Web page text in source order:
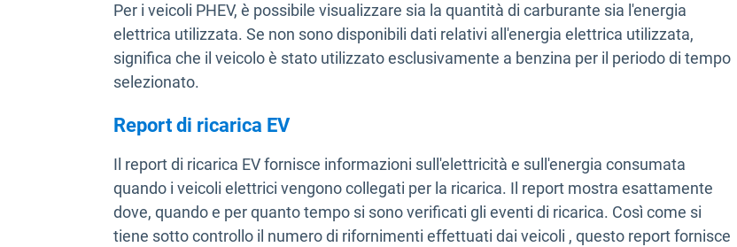
Per i veicoli PHEV, è possibile visualizzare sia la quantità di carburante sia l'energia
elettrica utilizzata. Se non sono disponibili dati relativi all'energia elettrica utilizzata,
significa che il veicolo è stato utilizzato esclusivamente a benzina per il periodo di tempo
selezionato.
Report di ricarica EV
Il report di ricarica EV fornisce informazioni sull'elettricità e sull'energia consumata
quando i veicoli elettrici vengono collegati per la ricarica. Il report mostra esattamente
dove, quando e per quanto tempo si sono verificati gli eventi di ricarica. Così come si
tiene sotto controllo il numero di rifornimenti effettuati dai veicoli , questo report fornisce